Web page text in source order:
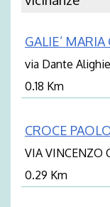
GALIE’
via Dante
0.18 Km
CROCE
VIA VINCENZO
0.29 Km